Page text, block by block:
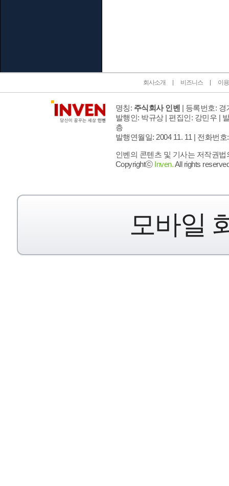
회사소개 비즈니스 이
명칭: 주식회사 인벤 | 등록번호: 경
발행인: 박규상 | 편집인: 강민우 |
층
발행연월일: 2004 11. 11 | 전화번호
인벤의 콘텐츠 및 기사는 저작권
Copyrightⓒ Inven.All rights
모바일